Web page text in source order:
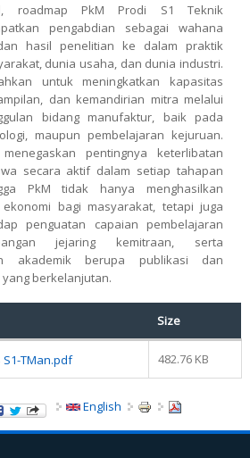
roadmap PkM Prodi S1 Teknik
pengabdian sebagai wahana
hasil penelitian ke dalam praktik
dunia usaha, dan dunia industri.
untuk meningkatkan kapasitas
dan kemandirian mitra melalui
bidang manufaktur, baik pada
maupun pembelajaran kejuruan.
pentingnya keterlibatan
secara aktif dalam setiap tahapan
PkM tidak hanya menghasilkan
bagi masyarakat, tetapi juga
penguatan capaian pembelajaran
jejaring kemitraan, serta
akademik berupa publikasi dan
berkelanjutan.
Size
S1-TMan.pdf 482.76 KB
English